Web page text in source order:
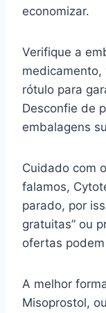
economizar.
Verifique a
medicamento,
rótulo para
Desconfie de
embalagens
Cuidado com
falamos,
parado, por
gratuitas” ou
ofertas
A melhor
Misoprostol,